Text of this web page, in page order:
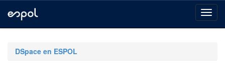
navigationDSpace en ESPOL